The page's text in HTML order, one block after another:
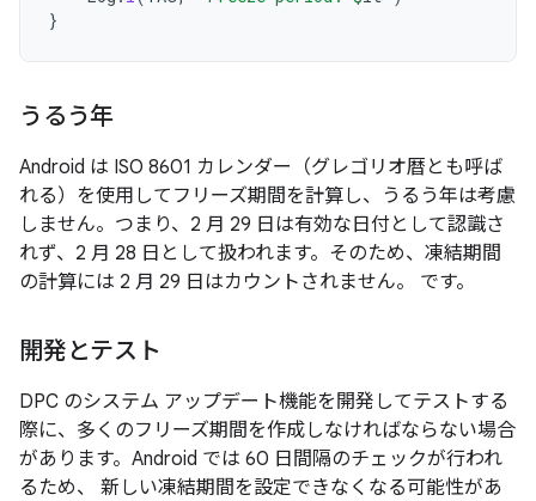
}
うるう年
Android は ISO 8601 カレンダー（グレゴリオ暦とも呼ば
れる）を使用してフリーズ期間を計算し、うるう年は考慮
しません。つまり、2 月 29 日は有効な日付として認識さ
れず、2 月 28 日として扱われます。そのため、凍結期間
の計算には 2 月 29 日はカウントされません。 です。
開発とテスト
DPC のシステム アップデート機能を開発してテストする
際に、多くのフリーズ期間を作成しなければならない場合
があります。Android では 60 日間隔のチェックが行われ
るため、 新しい凍結期間を設定できなくなる可能性があ